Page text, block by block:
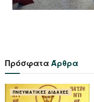
ΠρόσφαταΆρθρα
ΠΝΕΥΜΑΤΙΚΈΣ ΔΙΔΑΧΈΣ